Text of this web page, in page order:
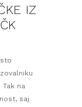
IZ
na
saj